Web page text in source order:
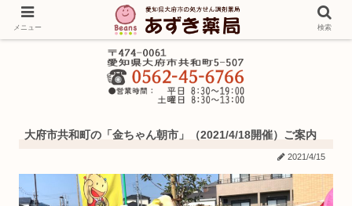
大府市共和町の「金ちゃん朝市」（2021/4/18開催）ご案内
2021/4/15
メニュー 検索